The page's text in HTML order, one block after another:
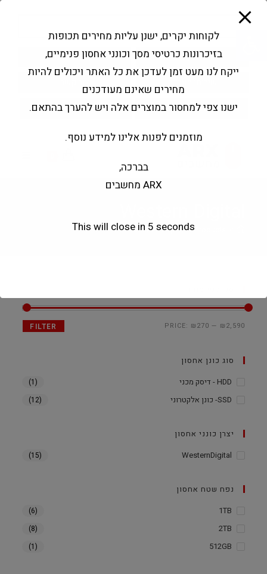
פתח סרגל נגישות
Products
search
החשבון שלי בקשה להצעה
Products
>
Western Digital
FILTER PRICE: ₪270 — ₪2,590
סוג כונן אחסון
HDD - דיסק מכני
(1)
SSD- כונן אלקטרוני (12)
יצרן כונני אחסון
WesternDigital
(15)
נפח שטח אחסון
1TB
(6)
2TB
(8)
512GB
(1)
לקוחות יקרים, ישנן עליות מחירים תכופות
בזיכרונות כרטיסי מסך וכונני אחסון פנימיים,
ייקח לנו מעט זמן לעדכן את כל האתר ויכולים להיות
מחירים שאינם מעודכנים
ישנו צפי למחסור במוצרים אלה ויש להערך בהתאם.
מוזמנים לפנות אלינו למידע נוסף.
בברכה,
ARX מחשבים
This will close in 5 seconds